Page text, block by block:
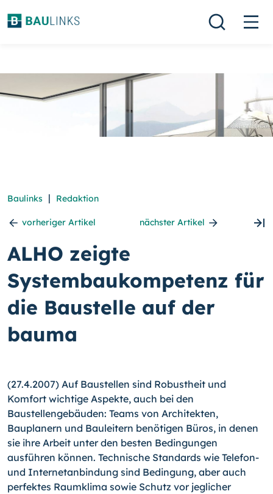
Baulinks | Redaktion
vorheriger Artikel nächster Artikel
ALHO zeigte
Systembaukompetenz für
die Baustelle auf der
bauma
(27.4.2007) Auf Baustellen sind Robustheit und
Komfort wichtige Aspekte, auch bei den
Baustellengebäuden: Teams von Architekten,
Bauplanern und Bauleitern benötigen Büros, in denen
sie ihre Arbeit unter den besten Bedingungen
ausführen können. Technische Standards wie Telefon-
und Internetanbindung sind Bedingung, aber auch
perfektes Raumklima sowie Schutz vor jeglicher